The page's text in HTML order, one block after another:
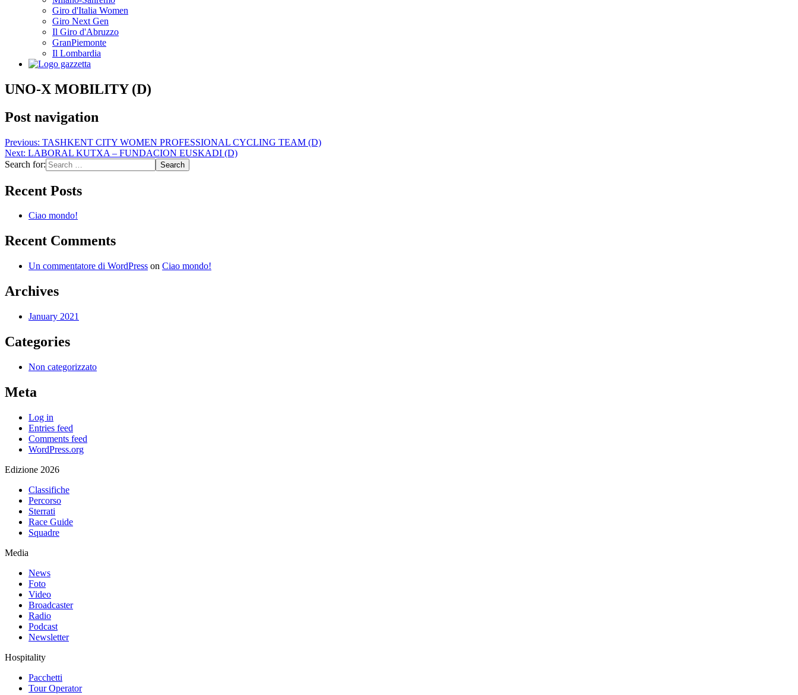
Giro d'Italia Women
Giro Next Gen
Il Giro d'Abruzzo
GranPiemonte
Il Lombardia
UNO-X MOBILITY (D)
Post navigation
Previous: TASHKENT CITY WOMEN PROFESSIONAL CYCLING TEAM (D)
Next: LABORAL KUTXA – FUNDACION EUSKADI (D)
Search for:
Recent Posts
Ciao mondo!
Recent Comments
Un commentatore di WordPress on Ciao mondo!
Archives
January 2021
Categories
Non categorizzato
Meta
Log in
Entries feed
Comments feed
WordPress.org
Edizione 2026
Classifiche
Percorso
Sterrati
Race Guide
Squadre
Media
News
Foto
Video
Broadcaster
Radio
Podcast
Newsletter
Hospitality
Pacchetti
Tour Operator